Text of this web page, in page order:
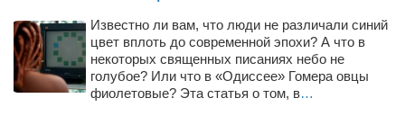
Фестиваль. Конкурс «Колибри» 2017
Конкурс «Колибри» 2016
Конкурс «Колибри» 2015
Известно ли вам, что люди не различали синий
цвет вплоть до современной эпохи? А что в
некоторых священных писаниях небо не
голубое? Или что в «Одиссее» Гомера овцы
фиолетовые? Эта статья о том, в…